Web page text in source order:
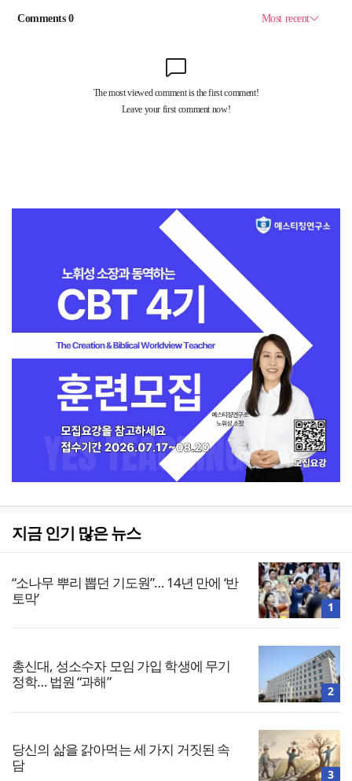
지금 인기 많은 뉴스
“소나무 뿌리 뽑던 기도원”… 14년 만에 ‘반
토막’
1
총신대, 성소수자 모임 가입 학생에 무기
정학… 법원 “과해”
2
당신의 삶을 갉아먹는 세 가지 거짓된 속
담
3